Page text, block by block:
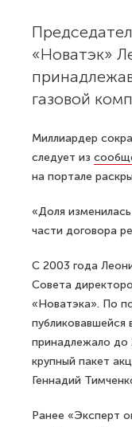
«Новатэк»
газовой
Миллиардер
следует из
на портале
«Доля
части договора
С 2003 года
Совета
«Новатэка». По
публиковавшейся
принадлежало до
крупный пакет
Геннадий
Ранее «Эксперт